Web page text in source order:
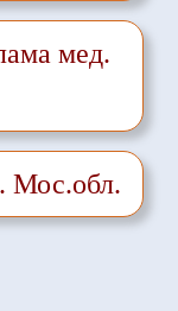
мед.
Мос.обл.